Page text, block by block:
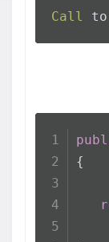
Call to
{